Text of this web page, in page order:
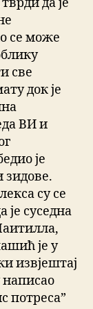
да је
се може
све
док је
ВИ и
је
зидове.
су се
суседна
је у
извјештај
потреса”